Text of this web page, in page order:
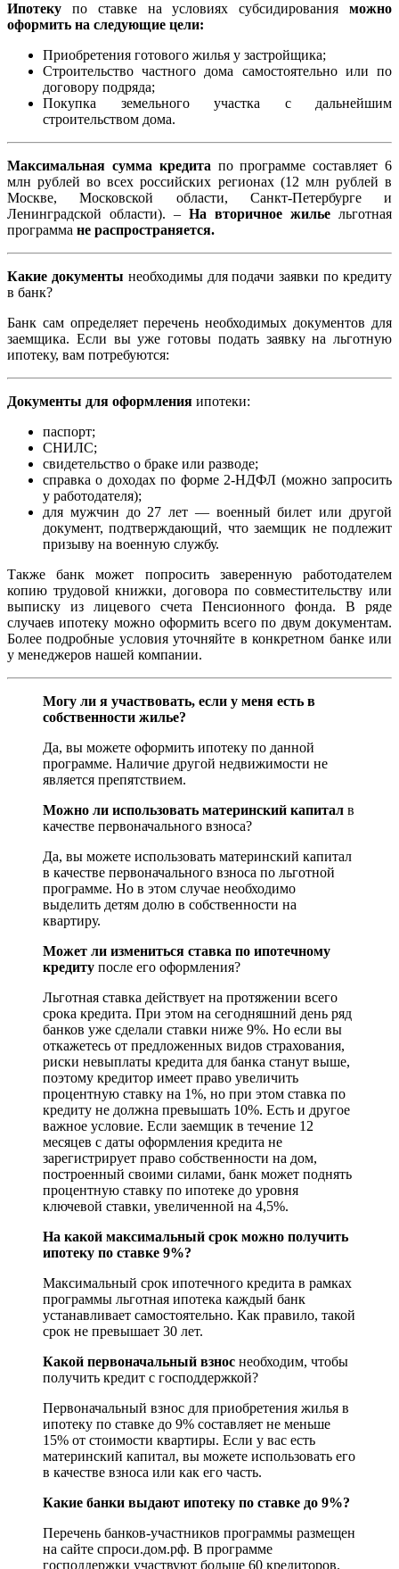
Ипотеку по ставке на условиях субсидирования можно
оформить на следующие цели:
Приобретения готового жилья у застройщика;
Строительство частного дома самостоятельно или по
договору подряда;
Покупка земельного участка с дальнейшим
строительством дома.
Максимальная сумма кредита по программе составляет 6
млн рублей во всех российских регионах (12 млн рублей в
Москве, Московской области, Санкт-Петербурге и
Ленинградской области). – На вторичное жилье льготная
программа не распространяется.
Какие документы необходимы для подачи заявки по кредиту
в банк?
Банк сам определяет перечень необходимых документов для
заемщика. Если вы уже готовы подать заявку на льготную
ипотеку, вам потребуются:
Документы для оформления ипотеки:
паспорт;
СНИЛС;
свидетельство о браке или разводе;
справка о доходах по форме 2-НДФЛ (можно запросить
у работодателя);
для мужчин до 27 лет — военный билет или другой
документ, подтверждающий, что заемщик не подлежит
призыву на военную службу.
Также банк может попросить заверенную работодателем
копию трудовой книжки, договора по совместительству или
выписку из лицевого счета Пенсионного фонда. В ряде
случаев ипотеку можно оформить всего по двум документам.
Более подробные условия уточняйте в конкретном банке или
у менеджеров нашей компании.
Могу ли я участвовать, если у меня есть в
собственности жилье?
Да, вы можете оформить ипотеку по данной
программе. Наличие другой недвижимости не
является препятствием.
Можно ли использовать материнский капитал в
качестве первоначального взноса?
Да, вы можете использовать материнский капитал
в качестве первоначального взноса по льготной
программе. Но в этом случае необходимо
выделить детям долю в собственности на
квартиру.
Может ли измениться ставка по ипотечному
кредиту после его оформления?
Льготная ставка действует на протяжении всего
срока кредита. При этом на сегодняшний день ряд
банков уже сделали ставки ниже 9%. Но если вы
откажетесь от предложенных видов страхования,
риски невыплаты кредита для банка станут выше,
поэтому кредитор имеет право увеличить
процентную ставку на 1%, но при этом ставка по
кредиту не должна превышать 10%. Есть и другое
важное условие. Если заемщик в течение 12
месяцев с даты оформления кредита не
зарегистрирует право собственности на дом,
построенный своими силами, банк может поднять
процентную ставку по ипотеке до уровня
ключевой ставки, увеличенной на 4,5%.
На какой максимальный срок можно получить
ипотеку по ставке 9%?
Максимальный срок ипотечного кредита в рамках
программы льготная ипотека каждый банк
устанавливает самостоятельно. Как правило, такой
срок не превышает 30 лет.
Какой первоначальный взнос необходим, чтобы
получить кредит с господдержкой?
Первоначальный взнос для приобретения жилья в
ипотеку по ставке до 9% составляет не меньше
15% от стоимости квартиры. Если у вас есть
материнский капитал, вы можете использовать его
в качестве взноса или как его часть.
Какие банки выдают ипотеку по ставке до 9%?
Перечень банков-участников программы размещен
на сайте спроси.дом.рф. В программе
господдержки участвуют больше 60 кредиторов.